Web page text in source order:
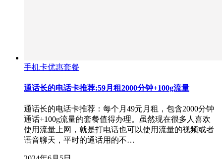
手机卡优惠套餐
通话长的电话卡推荐:59月租2000分钟+100g流量
通话长的电话卡推荐：每个月49元月租，包含2000分钟
通话+100g流量的套餐值得办理。虽然现在很多人喜欢
使用流量上网，就是打电话也可以使用流量的视频或者
语音聊天，平时的通话用的不…